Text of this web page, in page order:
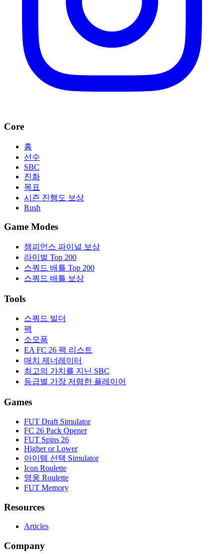
Core
홈
선수
SBC
진화
목표
시즌 진행도 보상
Rush
Game Modes
챔피언스 파이널 보상
라이벌 Top 200
스쿼드 배틀 Top 200
스쿼드 배틀 보상
Tools
스쿼드 빌더
팩
소모품
EA FC 26 팩 리스트
매치 제너레이터
최고의 가치를 지닌 SBC
등급별 가장 저렴한 플레이어
Games
FUT Draft Simulator
FC 26 Pack Opener
FUT Spins 26
Higher or Lower
아이템 선택 Simulator
Icon Roulette
영웅 Roulette
FUT Memory
Resources
Articles
Company